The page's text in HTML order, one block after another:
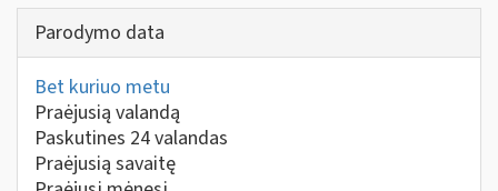
Parodymo data
Bet kuriuo metu
Praėjusią valandą
Paskutines 24 valandas
Praėjusią savaitę